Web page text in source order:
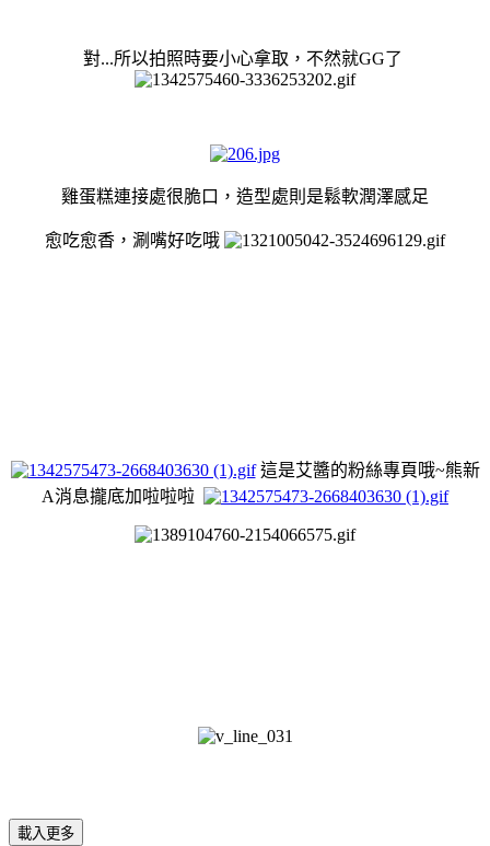
對...所以拍照時要小心拿取，不然就GG了
雞蛋糕連接處很脆口，造型處則是鬆軟潤澤感足
愈吃愈香，涮嘴好吃哦
這是艾醬的粉絲專頁哦~熊新
A消息攏底加啦啦啦
載入更多